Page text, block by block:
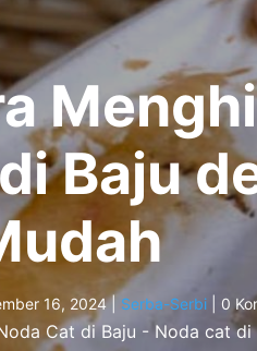
Baju
16, 2024| Serba-Serbi| 0
Cat di Baju - Noda cat